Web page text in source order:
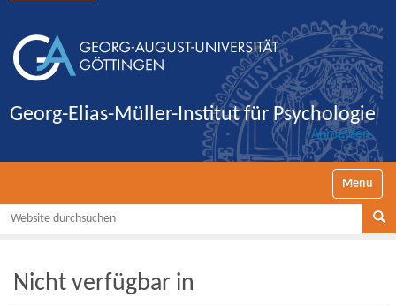
Georg-Elias-Müller-Institut für Psychologie
Anmelden
Website durchsuchen
Nicht verfügbar in